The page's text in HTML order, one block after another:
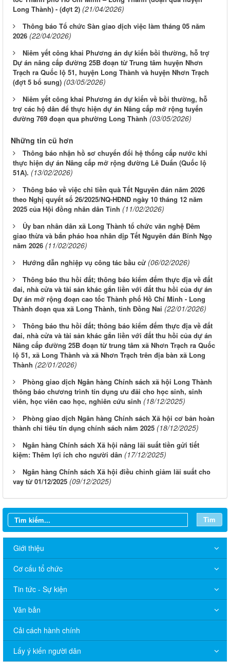
Long Thành) - (đợt 2) (21/04/2026)
Thông báo Tổ chức Sàn giao dịch việc làm tháng 05 năm
2026 (22/04/2026)
Niêm yết công khai Phương án dự kiến bồi thường, hỗ trợ
Dự án nâng cấp đường 25B đoạn từ Trung tâm huyện Nhơn
Trạch ra Quốc lộ 51, huyện Long Thành và huyện Nhơn Trạch
(đợt 5 bổ sung) (03/05/2026)
Niêm yết công khai Phương án dự kiến về bồi thường, hỗ
trợ các hộ dân để thực hiện dự án Nâng cấp mở rộng tuyến
đường 769 đoạn qua phường Long Thành (03/05/2026)
Những tin cũ hơn
Thông báo nhận hồ sơ chuyển đổi hệ thống cấp nước khi
thực hiện dự án Nâng cấp mở rộng đường Lê Duẩn (Quốc lộ
51A). (13/02/2026)
Thông báo về việc chi tiền quà Tết Nguyên đán năm 2026
theo Nghị quyết số 26/2025/NQ-HĐND ngày 10 tháng 12 năm
2025 của Hội đồng nhân dân Tỉnh (11/02/2026)
Ủy ban nhân dân xã Long Thành tổ chức văn nghệ Đêm
giao thừa và bắn pháo hoa nhân dịp Tết Nguyên đán Bính Ngọ
năm 2026 (11/02/2026)
Hướng dẫn nghiệp vụ công tác bầu cử (06/02/2026)
Thông báo thu hồi đất; thông báo kiểm đếm thực địa về đất
đai, nhà cửa và tài sản khác gắn liền với đất thu hồi của dự án
Dự án mở rộng đoạn cao tốc Thành phố Hồ Chí Minh - Long
Thành đoạn qua xã Long Thành, tỉnh Đồng Nai (22/01/2026)
Thông báo thu hồi đất; thông báo kiểm đếm thực địa về đất
đai, nhà cửa và tài sản khác gắn liền với đất thu hồi của dự án
Nâng cấp đường 25B đoạn từ trung tâm xã Nhơn Trạch ra Quốc
lộ 51, xã Long Thành và xã Nhơn Trạch trên địa bàn xã Long
Thành (22/01/2026)
Phòng giao dịch Ngân hàng Chính sách xã hội Long Thành
thông báo chương trình tín dụng ưu đãi cho học sinh, sinh
viên, học viên cao học, nghiên cứu sinh (18/12/2025)
Phòng giao dịch Ngân hàng Chính sách Xã hội cơ bản hoàn
thành chỉ tiêu tín dụng chính sách năm 2025 (18/12/2025)
Ngân hàng Chính sách Xã hội nâng lãi suất tiền gửi tiết
kiệm: Thêm lợi ích cho người dân (17/12/2025)
Ngân hàng Chính sách Xã hội điều chỉnh giảm lãi suất cho
vay từ 01/12/2025 (09/12/2025)
Tìm
Giới thiệu
Cơ cấu tổ chức
Tin tức - Sự kiện
Văn bản
Cải cách hành chính
Lấy ý kiến người dân